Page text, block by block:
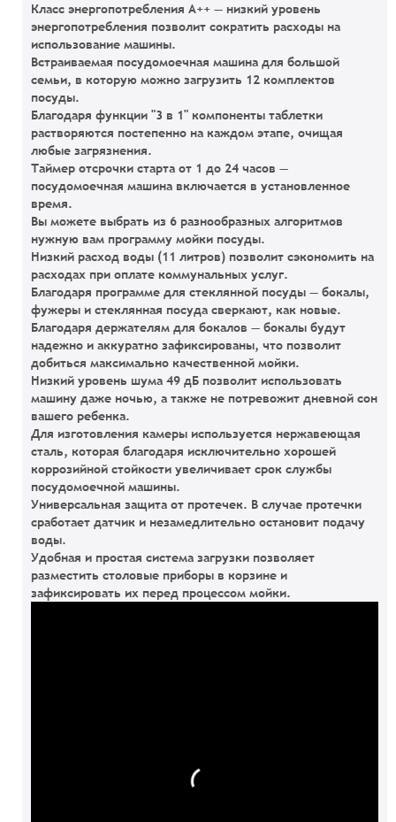
Класс энергопотребления А++ — низкий уровень
энергопотребления позволит сократить расходы на
использование машины.
Встраиваемая посудомоечная машина для большой
семьи, в которую можно загрузить 12 комплектов
посуды.
Благодаря функции "3 в 1" компоненты таблетки
растворяются постепенно на каждом этапе, очищая
любые загрязнения.
Таймер отсрочки старта от 1 до 24 часов —
посудомоечная машина включается в установленное
время.
Вы можете выбрать из 6 разнообразных алгоритмов
нужную вам программу мойки посуды.
Низкий расход воды (11 литров) позволит сэкономить на
расходах при оплате коммунальных услуг.
Благодаря программе для стеклянной посуды — бокалы,
фужеры и стеклянная посуда сверкают, как новые.
Благодаря держателям для бокалов — бокалы будут
надежно и аккуратно зафиксированы, что позволит
добиться максимально качественной мойки.
Низкий уровень шума 49 дБ позволит использовать
машину даже ночью, а также не потревожит дневной сон
вашего ребенка.
Для изготовления камеры используется нержавеющая
сталь, которая благодаря исключительно хорошей
коррозийной стойкости увеличивает срок службы
посудомоечной машины.
Универсальная защита от протечек. В случае протечки
сработает датчик и незамедлительно остановит подачу
воды.
Удобная и простая система загрузки позволяет
разместить столовые приборы в корзине и
зафиксировать их перед процессом мойки.